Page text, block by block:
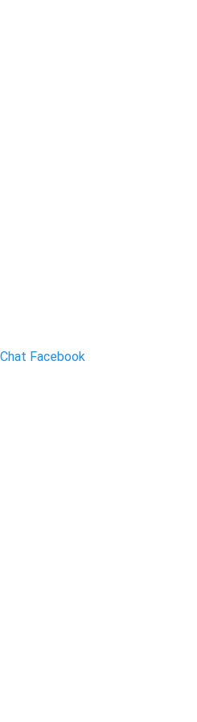
Chat Facebook